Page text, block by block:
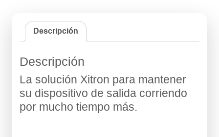
Descripción
Descripción
La solución Xitron para mantener
su dispositivo de salida corriendo
por mucho tiempo más.